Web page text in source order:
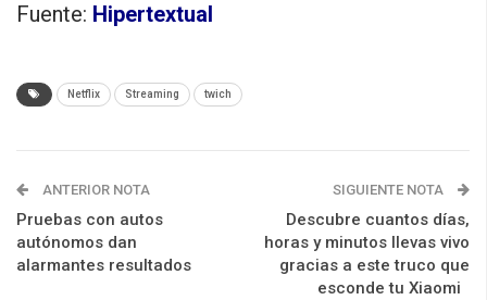
Fuente: Hipertextual
Netflix Streaming twich
ANTERIOR NOTA
Pruebas con autos
autónomos dan
alarmantes resultados
SIGUIENTE NOTA
Descubre cuantos días,
horas y minutos llevas vivo
gracias a este truco que
esconde tu Xiaomi